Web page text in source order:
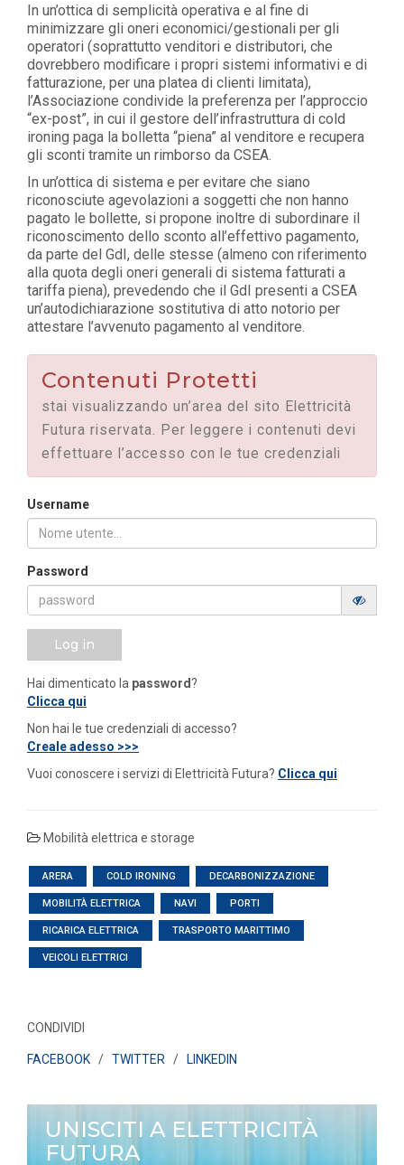
In un’ottica di semplicità operativa e al fine di
minimizzare gli oneri economici/gestionali per gli
operatori (soprattutto venditori e distributori, che
dovrebbero modificare i propri sistemi informativi e di
fatturazione, per una platea di clienti limitata),
l’Associazione condivide la preferenza per l’approccio
“ex-post”, in cui il gestore dell’infrastruttura di cold
ironing paga la bolletta “piena” al venditore e recupera
gli sconti tramite un rimborso da CSEA.
In un’ottica di sistema e per evitare che siano
riconosciute agevolazioni a soggetti che non hanno
pagato le bollette, si propone inoltre di subordinare il
riconoscimento dello sconto all’effettivo pagamento,
da parte del GdI, delle stesse (almeno con riferimento
alla quota degli oneri generali di sistema fatturati a
tariffa piena), prevedendo che il GdI presenti a CSEA
un’autodichiarazione sostitutiva di atto notorio per
attestare l’avvenuto pagamento al venditore.
Contenuti Protetti
stai visualizzando un’area del sito Elettricità
Futura riservata. Per leggere i contenuti devi
effettuare l’accesso con le tue credenziali
Username
Password
Log in
Hai dimenticato la password ?
Clicca qui
Non hai le tue credenziali di accesso?
Creale adesso >>>
Vuoi conoscere i servizi di Elettricità Futura? Clicca qui
Mobilità elettrica e storage
ARERA COLD IRONING DECARBONIZZAZIONE
MOBILITÀ ELETTRICA NAVI PORTI
RICARICA ELETTRICA TRASPORTO MARITTIMO
VEICOLI ELETTRICI
CONDIVIDI
FACEBOOK / TWITTER / LINKEDIN
UNISCITI A ELETTRICITÀ
FUTURA